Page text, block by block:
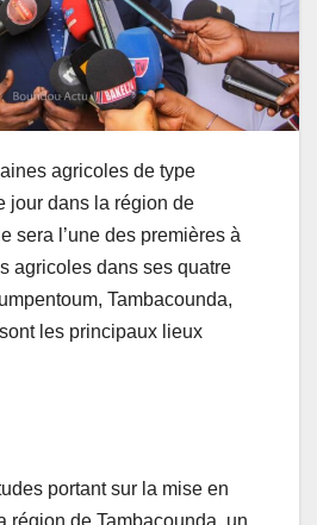
agricoles de type
jour dans la région de
sera l’une des premières à
agricoles dans ses quatre
Tambacounda,
les principaux lieux
portant sur la mise en
région de Tambacounda, un